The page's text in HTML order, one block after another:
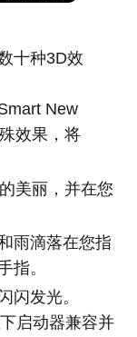
十种3D效
New
效果，将
美丽，并在您
雨滴落在您指
指。
闪发光。
启动器兼容并